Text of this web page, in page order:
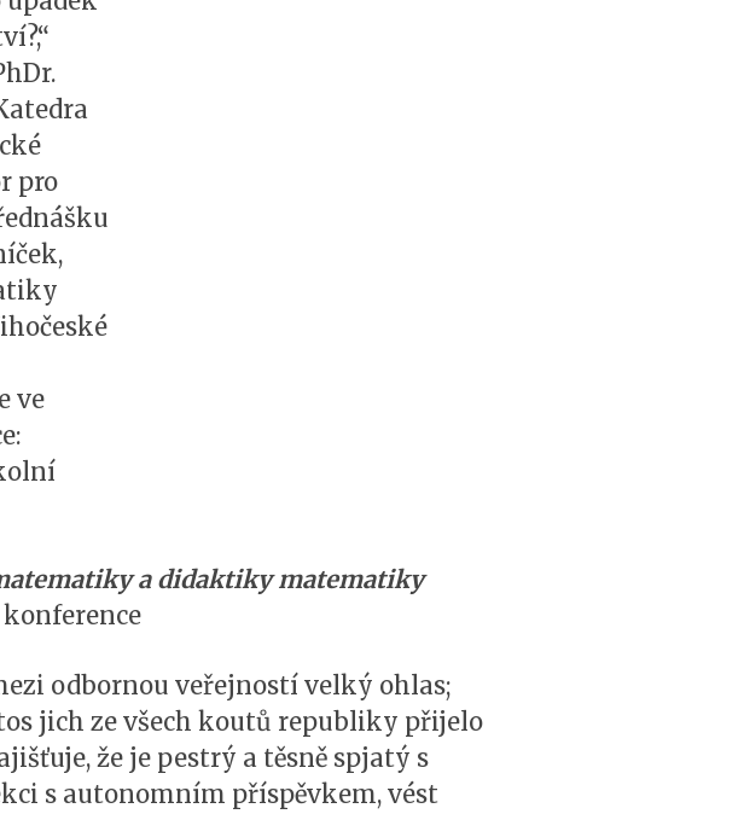
pro
ve
a didaktiky matematiky
odbornou veřejností velký ohlas;
jich ze všech koutů republiky přijelo
že je pestrý a těsně spjatý s
s autonomním příspěvkem, vést